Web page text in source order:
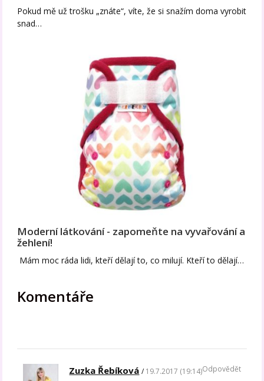
Pokud mě už trošku „znáte“, víte, že si snažím doma vyrobit
snad…
Moderní látkování - zapomeňte na vyvařování a
žehlení!
Mám moc ráda lidi, kteří dělají to, co milují. Kteří to dělají…
Komentáře
Zuzka Řebíková 19.7.2017 (19:14)Odpovědět